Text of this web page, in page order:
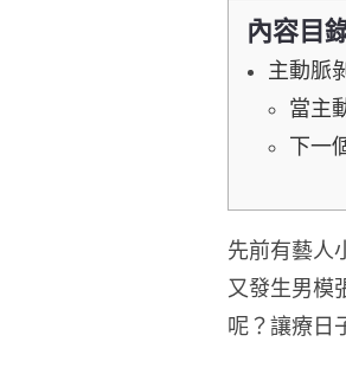
內容目
主動脈
當主
下一
先前有藝人
又發生男模
呢？讓療日